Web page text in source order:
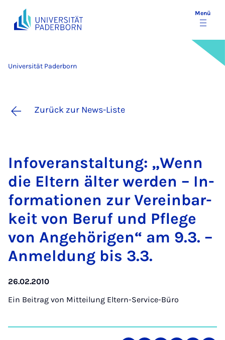
Menü
Universität Paderborn
Zurück zur News-Liste
In­fo­ver­an­stal­tung: „Wenn
die El­tern äl­ter wer­den – In­
for­ma­ti­o­nen zur Ver­ein­bar­
keit von Be­ruf und Pfle­ge
von An­ge­hö­ri­gen“ am 9.3. –
An­mel­dung bis 3.3.
26.02.2010
Ein Beitrag von Mitteilung Eltern-Service-Büro